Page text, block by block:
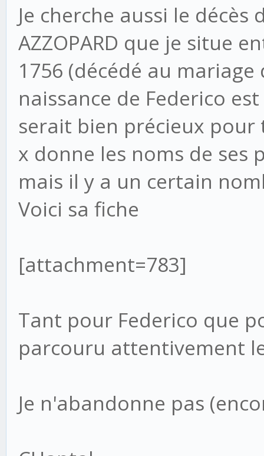
Je cherche aussi le
AZZOPARD que je situe
1756 (décédé au mariage
naissance de Federico
serait bien précieux
x donne les noms de ses
mais il y a un certain
Voici sa fiche
[attachment=783]
Tant pour Federico que
parcouru attentivement
Je n'abandonne pas